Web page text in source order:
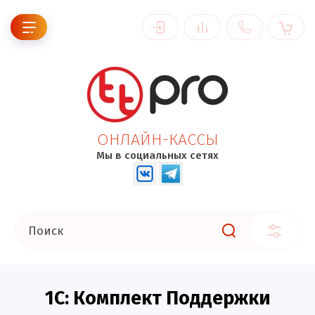
ОНЛАЙН-КАССЫ
Мы в социальных сетях
1С: Комплект Поддержки